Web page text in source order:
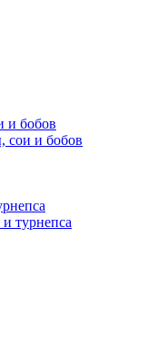
и бобов
сои и бобов
турнепса